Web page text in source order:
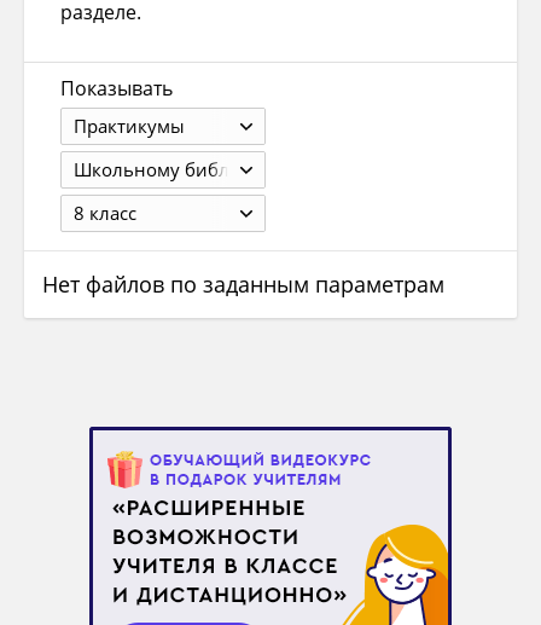
разделе.
Показывать
Практикумы
Школьному библиотекарю
8 класс
Нет файлов по заданным параметрам